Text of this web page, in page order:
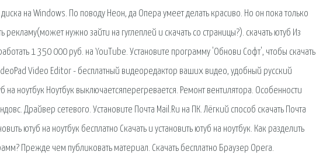
диска на Windows. По поводу Неон, да Опера умеет делать красиво. Но он пока только
нужно зайти на гуглеплей и скачать со страницы?). скачать ютуб Из
1 350 000 руб. на YouTube. Установите программу 'Обнови Софт', чтобы скачать
Video Editor - бесплатный видеоредактор ваших видео, удобный русский
ноутбук Ноутбук выключаетсяперегревается. Ремонт вентилятора. Особенности
Драйвер сетевого. Установите Почта Mail.Ru на ПК. Лёгкий способ скачать Почта
ютуб на ноутбук бесплатно Скачать и установить ютуб на ноутбук. Как разделить
Прежде чем публиковать материал. Скачать бесплатно Браузер Opera.